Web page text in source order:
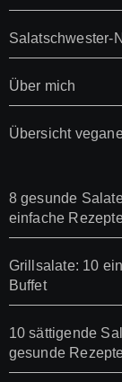
Salatschwester-
Über mich
Übersicht
8 gesunde
einfache
Grillsalate: 10
Buffet
10 sättigende
gesunde